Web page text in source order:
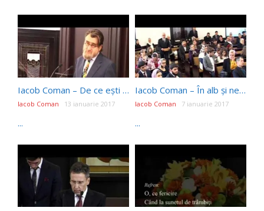
Iacob Coman – De ce ești aici? (11 Ianuarie 2017)
Iacob Coman 13 ianuarie 2017
...
Iacob Coman – În alb și negru [Sfânta Cină] (7 Ianuarie 2017)
Iacob Coman 7 ianuarie 2017
...